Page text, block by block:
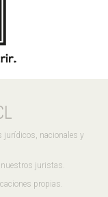
jurídicos, nacionales y
nuestros juristas.
propias.